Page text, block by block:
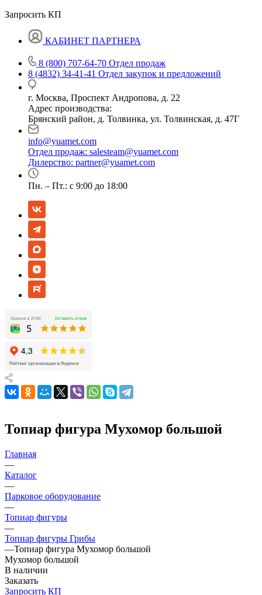
Запросить КП
КАБИНЕТ ПАРТНЕРА
8 (800) 707-64-70 Отдел продаж
8 (4832) 34-41-41 Отдел закупок и предложений
г. Москва, Проспект Андропова, д. 22
Адрес производства:
Брянский район, д. Толвинка, ул. Толвинская, д. 47Г
info@yuamet.com
Отдел продаж: salesteam@yuamet.com
Дилерство: partner@yuamet.com
Пн. – Пт.: с 9:00 до 18:00
Топиар фигура Мухомор большой
Главная
—
Каталог
—
Парковое оборудование
—
Топиар фигуры
—
Топиар фигуры Грибы
—Топиар фигура Мухомор большой
Мухомор большой
В наличии
Заказать
Запросить КП